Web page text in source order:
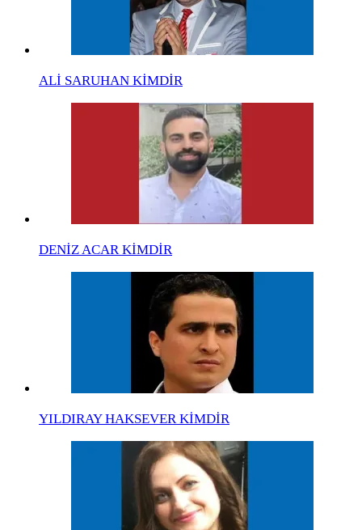
ALİ SARUHAN KİMDİR
DENİZ ACAR KİMDİR
YILDIRAY HAKSEVER KİMDİR